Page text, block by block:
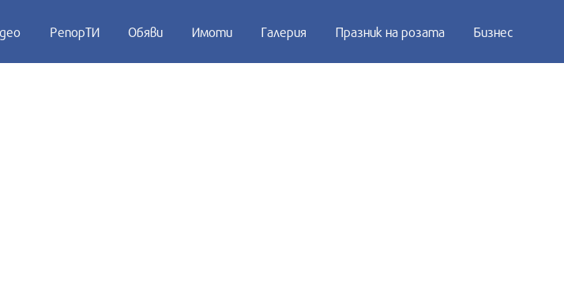
РепорТИ Обяви Имоти Галерия Празник на розата Бизнес